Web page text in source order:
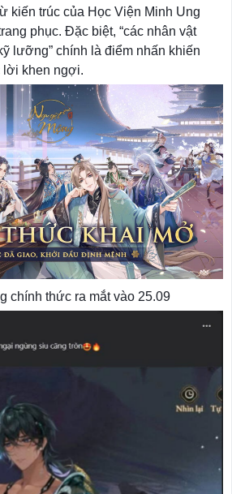
kiến trúc của Học Viện Minh Ung
phục. Đặc biệt, “các nhân vật
lưỡng” chính là điểm nhấn khiến
lời khen ngợi.
chính thức ra mắt vào 25.09